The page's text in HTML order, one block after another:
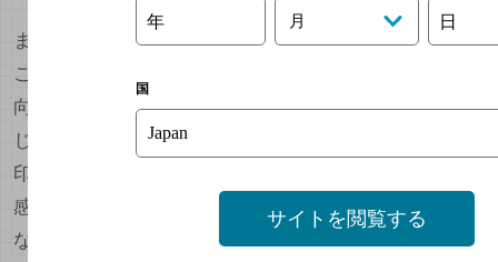
まずは日陰での保管。
これは果実味と香りの複雑さ、酸味が落ちてしまう傾
向。このワインはもともと、アルコール感や甘味を感
じるワインなのですが、それがより際立ってしまった
印象でした。また黒い果実のジャムのような果実味が
感じられるけれど、ちょっともったりして飲みにくい
なあという感じでした。飲めないことはないけれど、
年 月 日
国
サイトを閲覧する